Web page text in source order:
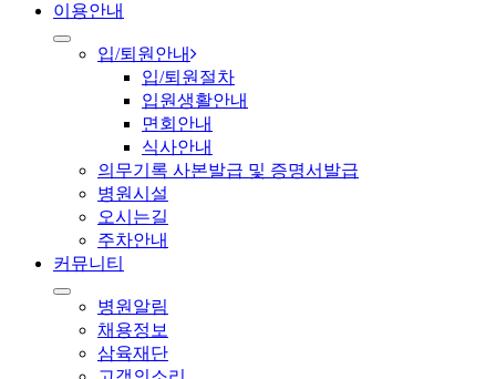
이용안내
입/퇴원안내
입/퇴원절차
입원생활안내
면회안내
식사안내
의무기록 사본발급 및 증명서발급
병원시설
오시는길
주차안내
커뮤니티
병원알림
채용정보
삼육재단